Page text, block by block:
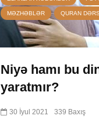
MƏZHƏBLƏR QURAN
Niyə hamı bu
yaratmır?
30 İyul 2021 339 Baxış